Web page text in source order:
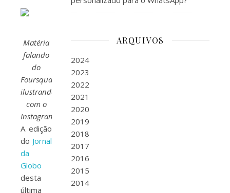
Matéria
falando
do
Foursquare,
ilustrando
com o
Instagram.
A edição
do Jornal
da
Globo
desta
última
ARQUIVOS
2024
2023
2022
2021
2020
2019
2018
2017
2016
2015
2014